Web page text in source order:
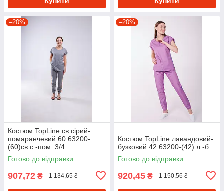
–20%
Костюм TopLine св.сірий-
помаранчевий 60 63200-
(60)св.с.-пом. 3/4
Готово до відправки
907,72 ₴ 1 134,65 ₴
–20%
Костюм TopLine лавандовий-
бузковий 42 63200-(42) л.-б..
Готово до відправки
920,45 ₴ 1 150,56 ₴